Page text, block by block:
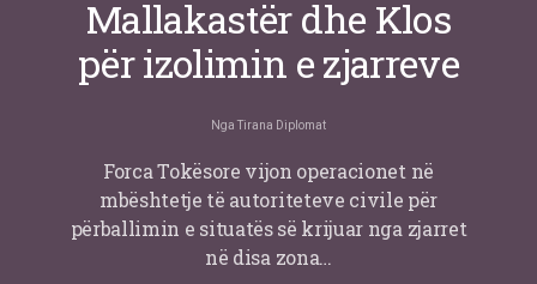
Mallakastër dhe Klos
për izolimin e zjarreve
Nga Tirana Diplomat
Forca Tokësore vijon operacionet në
mbështetje të autoriteteve civile për
përballimin e situatës së krijuar nga zjarret
në disa zona…